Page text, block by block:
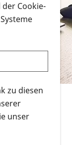
zum
Website
an.
Cookie-
zu diesen
unser